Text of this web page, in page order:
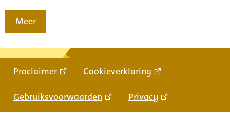
Meer
Proclaimer Cookieverklaring
Gebruiksvoorwaarden Privacy